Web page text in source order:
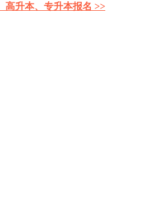
高升本、专升本报名 >>